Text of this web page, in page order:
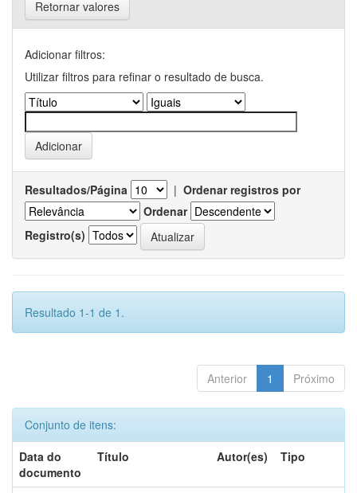
Retornar valores
Adicionar filtros:
Utilizar filtros para refinar o resultado de busca.
Resultados/Página | Ordenar registros por
Ordenar
Registro(s)
Resultado 1-1 de 1.
Anterior 1 Próximo
Conjunto de itens:
Data do
documento
Título Autor(es) Tipo